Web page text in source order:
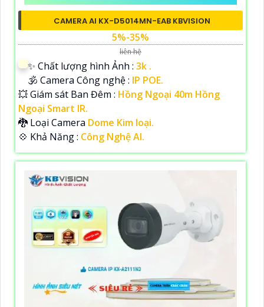
CAMERA AI KX-D5014MN-EAB KBVISION
5%-35%
liên hệ
✨ Chất lượng hình Ảnh : 3k .
🕉️ Camera Công nghệ : IP POE.
💥 Giám sát Ban Đêm : Hồng Ngoại 40m Hồng
Ngoại Smart IR.
🐉️ Loại Camera Dome Kim loại.
️💠 Khả Năng : Công Nghệ AI.